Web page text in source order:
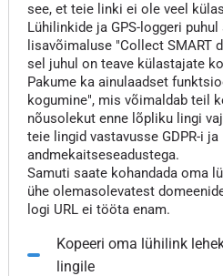
see, et teie linki ei ole veel
Lühilinkide ja GPS-loggeri
lisavõimaluse "Collect SMART
sel juhul on teave külastajate
Pakume ka ainulaadset
kogumine", mis võimaldab teil
nõusolekut enne lõpliku lingi
teie lingid vastavusse GDPR-i ja
andmekaitseseadustega.
Samuti saate kohandada oma
ühe olemasolevatest
logi URL ei tööta enam.
Kopeeri oma lühilink
lingile